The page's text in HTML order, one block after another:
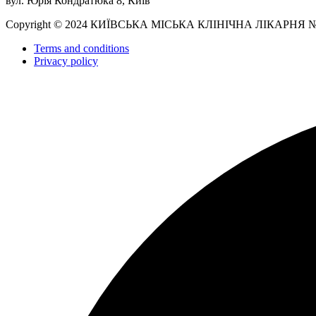
Copyright © 2024 КИЇВСЬКА МІСЬКА КЛІНІЧНА ЛІКАРНЯ
Terms and conditions
Privacy policy